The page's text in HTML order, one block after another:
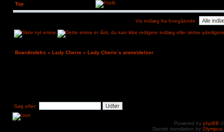
Top
Vis indlæg fra foregående:
Boardindeks » Lady Cherie » Lady Cherie´s anmeldelser
Søg efter:
Powered by phpBB
Danish translation by Olympus